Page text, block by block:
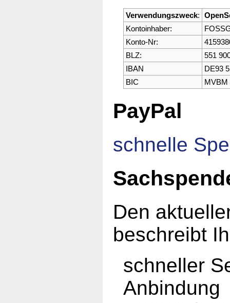
Verwendungszweck:
Kontoinhaber:
Konto-Nr:
BLZ:
551
IBAN
DE93
BIC
MVBM
PayPal
schnelle
Den
beschreibt
schneller
Anbindung